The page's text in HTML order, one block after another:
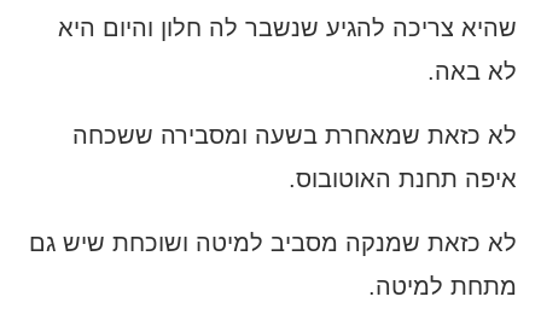
שהיא צריכה להגיע שנשבר לה חלון והיום היא
לא באה.
לא כזאת שמאחרת בשעה ומסבירה ששכחה
איפה תחנת האוטובוס.
לא כזאת שמנקה מסביב למיטה ושוכחת שיש גם
מתחת למיטה.